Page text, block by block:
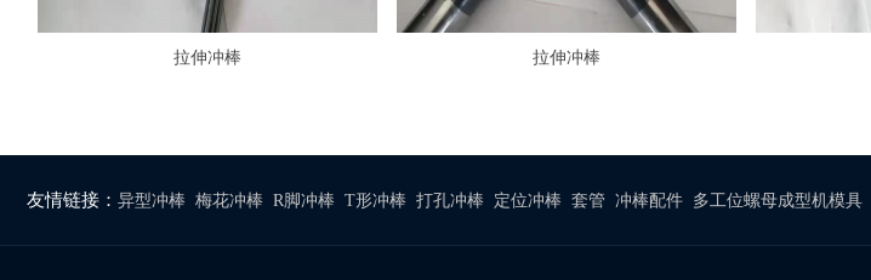
拉伸冲棒 拉伸冲棒
友情链接： 异型冲棒 梅花冲棒 R脚冲棒 T形冲棒 打孔冲棒 定位冲棒 套管 冲棒配件 多工位螺母成型机模具